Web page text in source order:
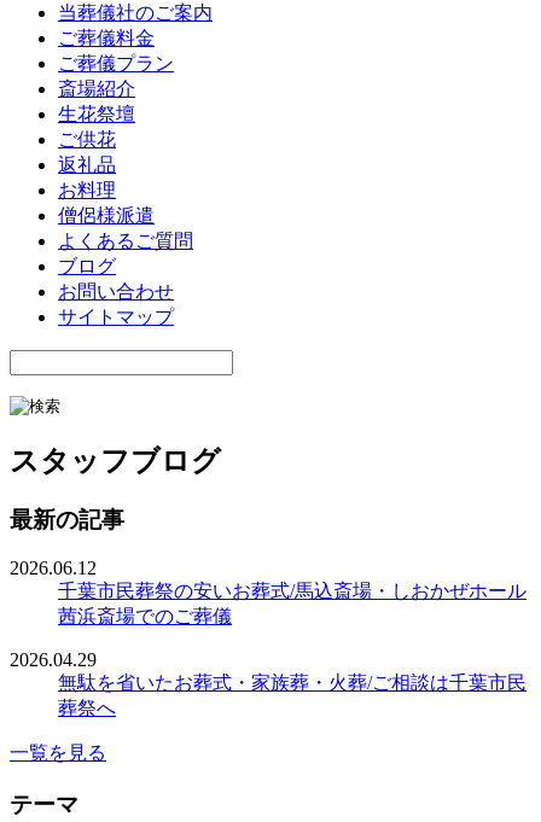
当葬儀社のご案内
ご葬儀料金
ご葬儀プラン
斎場紹介
生花祭壇
ご供花
返礼品
お料理
僧侶様派遣
よくあるご質問
ブログ
お問い合わせ
サイトマップ
スタッフブログ
最新の記事
2026.06.12
千葉市民葬祭の安いお葬式/馬込斎場・しおかぜホール
茜浜斎場でのご葬儀
2026.04.29
無駄を省いたお葬式・家族葬・火葬/ご相談は千葉市民
葬祭へ
一覧を見る
テーマ